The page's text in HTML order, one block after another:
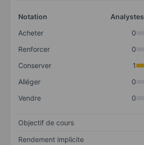
Notation
Analystes
Acheter
0
Renforcer
0
Conserver
1
Alléger
0
Vendre
0
Objectif de cours
Rendement implicite